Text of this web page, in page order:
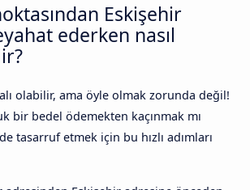
Eskişehir
ederken nasıl
olabilir, ama öyle olmak zorunda değil!
bir bedel ödemekten kaçınmak mı
tasarruf etmek için bu hızlı adımları